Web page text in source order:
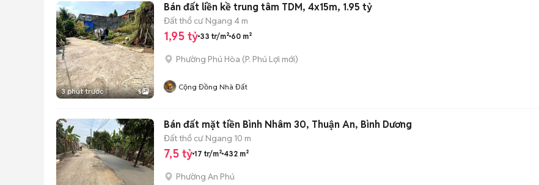
3 phút trước 5
Bán đất liền kề trung tâm TDM, 4x15m, 1.95 tỷ
Đất thổ cư Ngang 4 m
1,95 tỷ 33 tr/m² 60 m²
Phường Phú Hòa (P. Phú Lợi mới)
Cộng Đồng Nhà Đất
Bán đất mặt tiền Bình Nhâm 30, Thuận An, Bình Dương
Đất thổ cư Ngang 10 m
7,5 tỷ 17 tr/m² 432 m²
Phường An Phú